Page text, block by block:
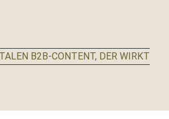
B2B-CONTENT, DER WIRKT